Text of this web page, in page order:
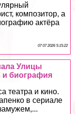
композитор, а
актёра
07 07 2026 5:15:22
Улицы
и биография
театра и кино.
в сериале